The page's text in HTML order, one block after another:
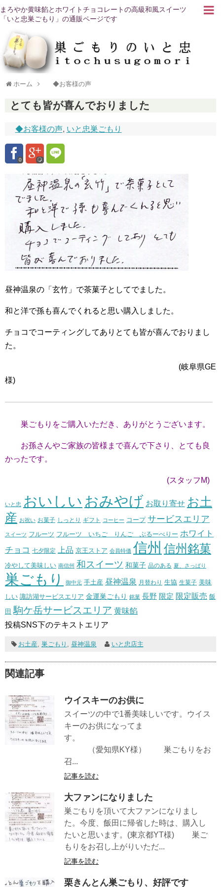
まろやか黄味餡とホワイトチョコレートの高級和風スイーツ
「いと忠巣ごもり」の通販ページです
ホーム ◆お客様の声
とても皆が喜んでおりました
◆お客様の声, いと忠巣ごもり
0
昼神温泉の「玄竹」で茶菓子としてでました。
和と洋で孫も喜んでくれると思い購入しました。
チョコでコーティングしてありとても皆が喜んでおりまし
た。
(岐阜県GE
様)
巣ごもりをご購入いただき、ありがとうございます。
お孫さんやご家族の皆様まで喜んで下さり、とても良
かったです。
(スタッフM)
いと忠 おいしい おみやげ お取り寄せ お土
産 お祝い お菓子 しっとり ギフト コーヒー コープ サービスエリア
スイーツ フルーツ フルーツ いちご りんご ぶるーべりー ホワイト
チョコ 七夕限定 上品 京王ストア 会員特価 信州 信州銘菓
冷やして美味しい 南信州 和スイーツ 和菓子 品のある 夏、さっぱり
巣ごもり 御中元 手土産 昼神温泉 月替わり 生協 生菓子 美味
しい 諏訪湖サービスエリア 金運巣ごもり 銘菓 長野 限定 限定販売 飯
田 駒ケ岳サービスエリア 黄味餡
投稿SNS下のテキストエリア
お土産 巣ごもり 昼神温泉 いと忠店主
関連記事
ウイスキーのお供に
スイーツの中で1番美味しいです。ウイス
キーのお供になってま
す。
（愛知県KY様） 巣ごもりをお
召...
記事を読む
大ファンになりました
巣ごもりを頂いて大ファンになりまし
た。今度、飯田に帰省した時は、購入し
たいと思います。(東京都YT様) 巣ご
もりをお召し上がりいただ...
記事を読む
栗きんとん巣ごもり、好評です